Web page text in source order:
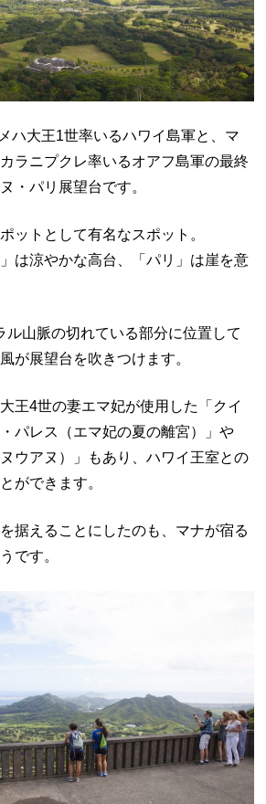
ハ大王1世率いるハワイ島軍と、 マ
カラニプクレ率いるオアフ島軍の最終
・パリ展望台です。
ットとして有名なスポット。
は涼やかな高台、「パリ」は崖を意
ル山脈の切れている部分に位置して
が展望台を吹きつけます。
王4世の妻エマ妃が使用した「クイ
パレス（エマ妃の夏の離宮）」や
ウアヌ）」もあり、ハワイ王室との
ができます。
据えることにしたのも、マナが宿る
です。